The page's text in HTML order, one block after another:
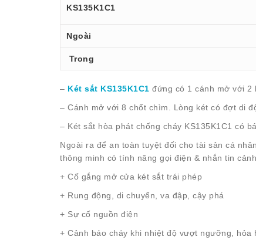
KS135K1C1
Ngoài
Trong
– Két sắt KS135K1C1 đứng có 1 cánh mở với 2
– Cánh mở với 8 chốt chìm. Lòng két có đợt di
– Két sắt hòa phát chống cháy KS135K1C1 có
Ngoài ra để an toàn tuyệt đối cho tài sản cá
thông minh có tính năng gọi điện & nhắn tin
+ Cố gắng mở cửa két sắt trái phép
+ Rung động, di chuyển, va đập, cậy phá
+ Sự cố nguồn điện
+ Cảnh báo cháy khi nhiệt độ vượt ngưỡng, hỏa